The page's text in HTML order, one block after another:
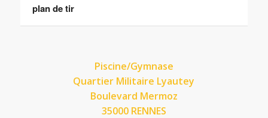
plan de tir
Piscine/Gymnase
Quartier Militaire Lyautey
Boulevard Mermoz
35000 RENNES